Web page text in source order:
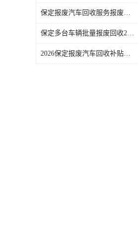
保定报废汽车回收服务报废手续全程代办不用跑腿
保定多台车辆批量报废回收2026补贴政策
2026保定报废汽车回收补贴申领常见问题汇总